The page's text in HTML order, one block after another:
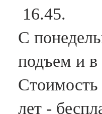
16.45.
С
подъем и в
Стоимость
лет -